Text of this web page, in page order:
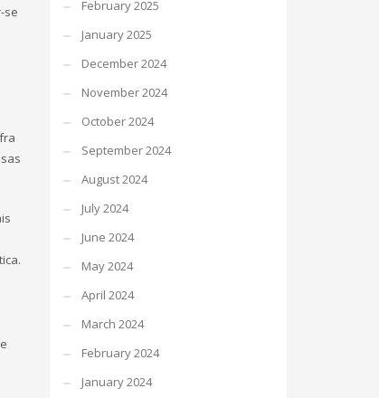
se
February 2025
January 2025
December 2024
November 2024
October 2024
September 2024
August 2024
July 2024
June 2024
May 2024
April 2024
March 2024
February 2024
January 2024